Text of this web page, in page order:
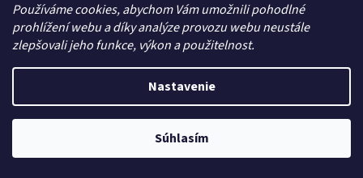
Používáme cookies, abychom Vám umožnili pohodlné
prohlížení webu a díky analýze provozu webu neustále
zlepšovali jeho funkce, výkon a použitelnost.
Nastavenie
Súhlasím
Reklamační protokol
GDPR
Vytvoril Shoptet
Hobby - sport. Všetky práva vyhradené.